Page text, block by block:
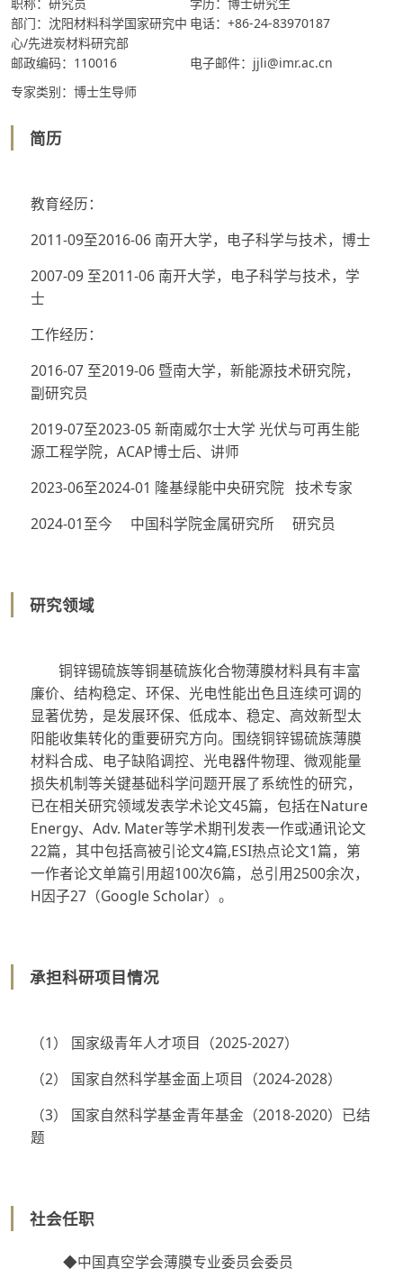
部门：沈阳材料科学国家研究中
心/先进炭材料研究部
电话：+86-24-83970187
邮政编码：110016
电子邮件：jjli@imr.ac.cn
专家类别：博士生导师
简历
教育经历：
2011-09至2016-06 南开大学，电子科学与技术，博士
2007-09 至2011-06 南开大学，电子科学与技术，学
士
工作经历：
2016-07 至2019-06 暨南大学，新能源技术研究院，
副研究员
2019-07至2023-05 新南威尔士大学 光伏与可再生能
源工程学院，ACAP博士后、讲师
2023-06至2024-01 隆基绿能中央研究院 技术专家
2024-01至今 中国科学院金属研究所 研究员
研究领域
铜锌锡硫族等铜基硫族化合物薄膜材料具有丰富
廉价、结构稳定、环保、光电性能出色且连续可调的
显著优势，是发展环保、低成本、稳定、高效新型太
阳能收集转化的重要研究方向。围绕铜锌锡硫族薄膜
材料合成、电子缺陷调控、光电器件物理、微观能量
损失机制等关键基础科学问题开展了系统性的研究，
已在相关研究领域发表学术论文45篇，包括在Nature
Energy、Adv. Mater等学术期刊发表一作或通讯论文
22篇，其中包括高被引论文4篇,ESI热点论文1篇，第
一作者论文单篇引用超100次6篇，总引用2500余次，
H因子27（Google Scholar）。
承担科研项目情况
（1） 国家级青年人才项目（2025-2027）
（2） 国家自然科学基金面上项目（2024-2028）
（3） 国家自然科学基金青年基金（2018-2020）已结
题
社会任职
◆中国真空学会薄膜专业委员会委员